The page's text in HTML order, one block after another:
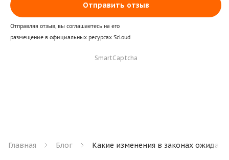
Отправить отзыв
Отправляя отзыв, вы соглашаетесь на его
размещение в официальных ресурсах Scloud
SmartCaptcha
Главная Блог Какие изменения в законах